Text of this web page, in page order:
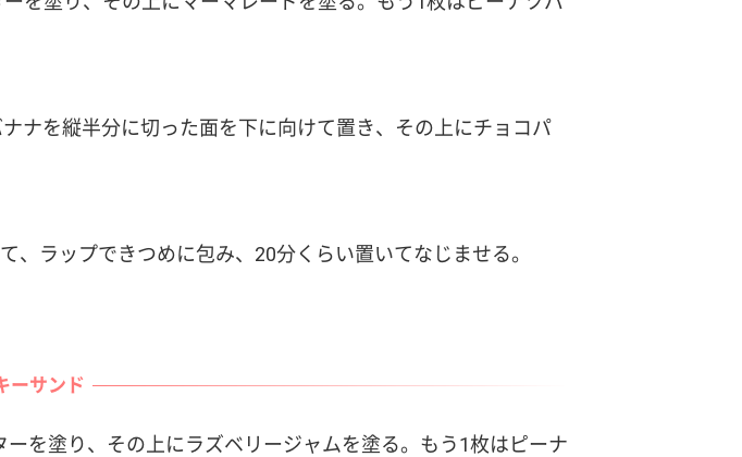
ナを縦半分に切った面を下に向けて置き、その上にチョコパ
、ラップできつめに包み、20分くらい置いてなじませる。
ーサンド
を塗り、その上にラズベリージャムを塗る。もう1枚はピーナ